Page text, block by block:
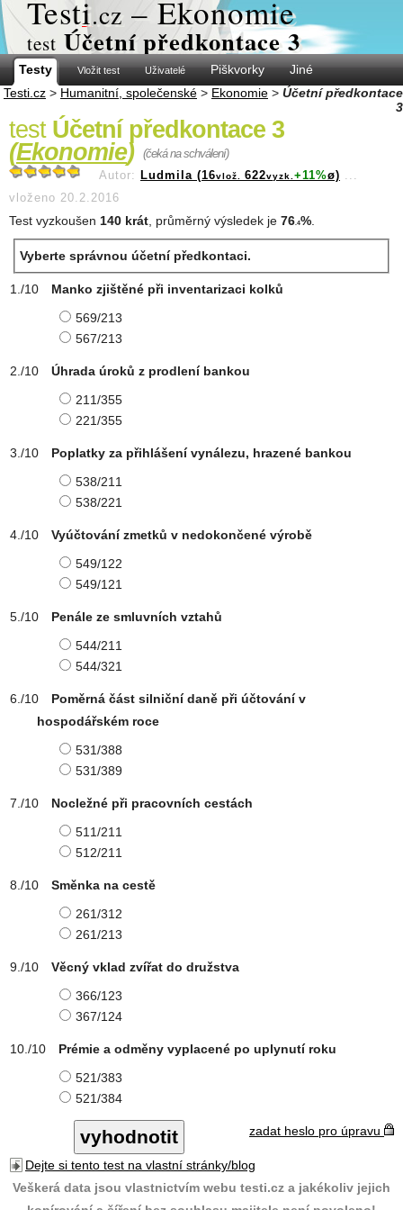
Testi.cz – Ekonomie
test Účetní předkontace 3
Testy Vložit test Uživatelé Piškvorky
Jiné
Testi.cz > Humanitní, společenské > Ekonomie > Účetní předkontace
3
test Účetní předkontace 3
(Ekonomie) (čeká na schválení)
Autor: Ludmila (16vlož. 622vyzk.+11%ø) ...
vloženo 20.2.2016
Test vyzkoušen 140 krát, průměrný výsledek je 76.4%.
Vyberte správnou účetní předkontaci.
Manko zjištěné při inventarizaci kolků
569/213
567/213
Úhrada úroků z prodlení bankou
211/355
221/355
Poplatky za přihlášení vynálezu, hrazené bankou
538/211
538/221
Vyúčtování zmetků v nedokončené výrobě
549/122
549/121
Penále ze smluvních vztahů
544/211
544/321
Poměrná část silniční daně při účtování v
hospodářském roce
531/388
531/389
Nocležné při pracovních cestách
511/211
512/211
Směnka na cestě
261/312
261/213
Věcný vklad zvířat do družstva
366/123
367/124
Prémie a odměny vyplacené po uplynutí roku
521/383
521/384
zadat heslo pro úpravu
Dejte si tento test na vlastní stránky/blog
Veškerá data jsou vlastnictvím webu testi.cz a jakékoliv jejich